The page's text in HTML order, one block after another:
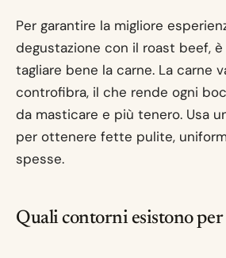
Per garantire la migliore
degustazione con il roast beef,
tagliare bene la carne. La carne
controfibra, il che rende ogni
da masticare e più tenero. Usa
per ottenere fette pulite,
spesse.
Quali contorni esistono